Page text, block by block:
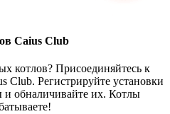
Caius Club
котлов? Присоединяйтесь к
Club. Регистрируйте установки
и обналичивайте их. Котлы